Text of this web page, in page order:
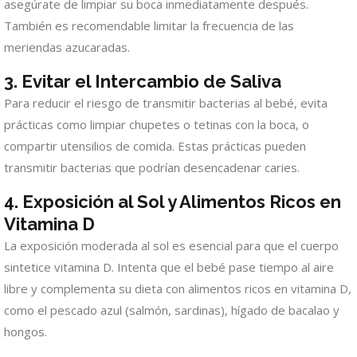
asegúrate de limpiar su boca inmediatamente después.
También es recomendable limitar la frecuencia de las
meriendas azucaradas.
3. Evitar el Intercambio de Saliva
Para reducir el riesgo de transmitir bacterias al bebé, evita
prácticas como limpiar chupetes o tetinas con la boca, o
compartir utensilios de comida. Estas prácticas pueden
transmitir bacterias que podrían desencadenar caries.
4. Exposición al Sol y Alimentos Ricos en
Vitamina D
La exposición moderada al sol es esencial para que el cuerpo
sintetice vitamina D. Intenta que el bebé pase tiempo al aire
libre y complementa su dieta con alimentos ricos en vitamina D,
como el pescado azul (salmón, sardinas), hígado de bacalao y
hongos.